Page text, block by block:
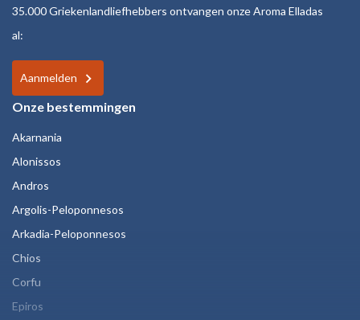
35.000 Griekenlandliefhebbers ontvangen onze Aroma Elladas
al:
Aanmelden
Onze bestemmingen
Akarnania
Alonissos
Andros
Argolis-Peloponnesos
Arkadia-Peloponnesos
Chios
Corfu
Epiros